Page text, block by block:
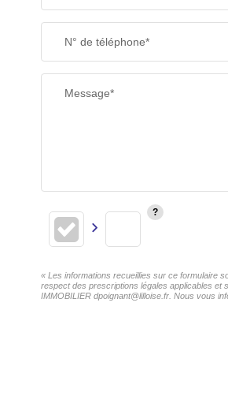
N° de téléphone*
Message*
« Les informations recueillies sur ce formulaire
respect des prescriptions légales applicables et
IMMOBILIER dpoignant@lilloise.fr. Nous vous